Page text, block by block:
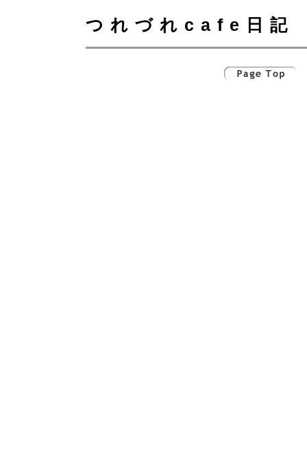
つれづれcafe日記